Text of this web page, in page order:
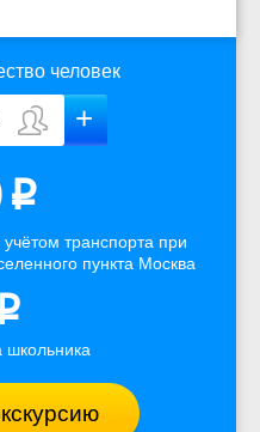
человек
p
учётом транспорта при
пункта Москва
школьника